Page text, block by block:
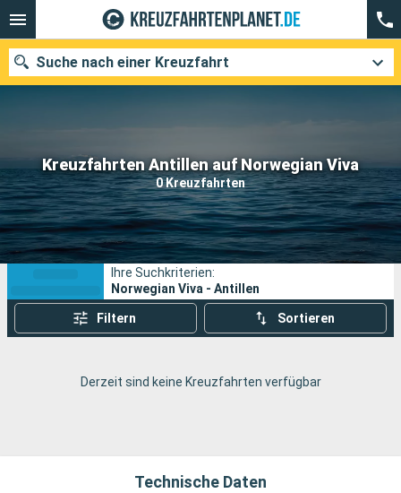
Kreuzfahrten Antillen auf Norwegian Viva
0 Kreuzfahrten
Suche nach einer Kreuzfahrt
Unsere Ziele
Abfahrtsmonat
Häfen Reedereien
Suchen
Ihre Suchkriterien:
Norwegian Viva - Antillen
Filtern Sortieren
Derzeit sind keine Kreuzfahrten verfügbar
Technische Daten